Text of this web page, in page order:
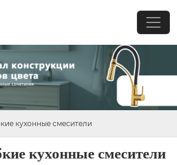
кухонные смесители
кухонные смесители